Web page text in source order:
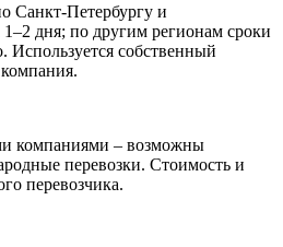
Санкт-Петербургу и
дня; по другим регионам сроки
Используется собственный
компаниями – возможны
перевозки. Стоимость и
перевозчика.